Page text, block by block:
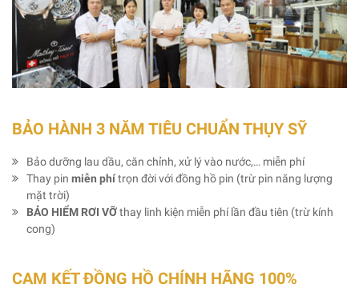
BẢO HÀNH 3 NĂM TIÊU CHUẨN THỤY SỸ
Bảo dưỡng lau dầu, căn chỉnh, xử lý vào nước,… miễn phí
Thay pin miễn phítrọn đời với đồng hồ pin (trừ pin năng lượng
mặt trời)
BẢO HIỂM RƠI VỠthay linh kiện miễn phí lần đầu tiên (trừ kính
cong)
CAM KẾT ĐỒNG HỒ CHÍNH HÃNG 100%